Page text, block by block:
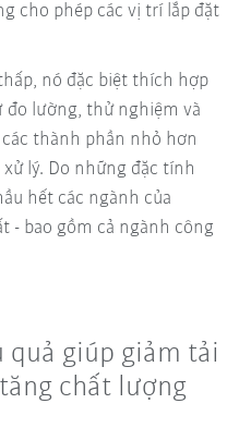
cho phép các vị trí lắp đặt
nó đặc biệt thích hợp
đo lường, thử nghiệm và
thành phần nhỏ hơn
lý. Do những đặc tính
hết các ngành của
- bao gồm cả ngành công
quả giúp giảm tải
chất lượng